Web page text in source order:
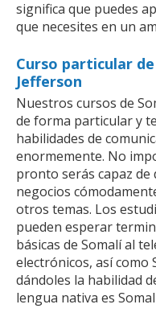
significa que puedes
que necesites en un
Curso particular
Jefferson
Nuestros cursos de
de forma particular y
habilidades de
enormemente. No
pronto serás capaz
negocios
otros temas. Los
pueden esperar
básicas de Somalí al
electrónicos, así como
dándoles la habilidad
lengua nativa es